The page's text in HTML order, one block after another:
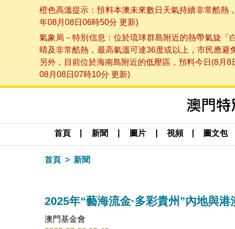
橙色高溫提示：預料本澳未來數日天氣持續非常酷熱
年08月08日06時50分 更新)
氣象局－特別信息：位於琉球群島附近的熱帶氣旋
晴及非常酷熱，最高氣溫可達36度或以上，市民應避
另外，目前位於海南島附近的低壓區，預料今日(8月
08月08日07時10分 更新)
首頁 新聞 圖片 視頻 圖文包
首頁 新聞
2025年“藝海流金·多彩貴州”內地與
澳門基金會